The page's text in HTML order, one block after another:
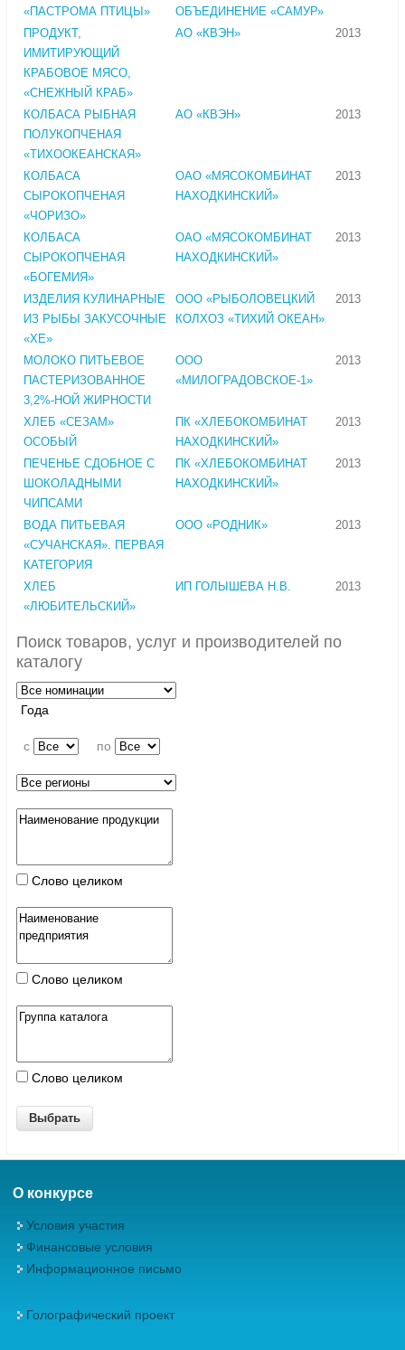
«ПАСТРОМА ПТИЦЫ»
ОБЪЕДИНЕНИЕ «САМУР»
ПРОДУКТ,
ИМИТИРУЮЩИЙ
КРАБОВОЕ МЯСО,
«СНЕЖНЫЙ КРАБ»
АО «КВЭН» 2013
КОЛБАСА РЫБНАЯ
ПОЛУКОПЧЕНАЯ
«ТИХООКЕАНСКАЯ»
АО «КВЭН» 2013
КОЛБАСА
СЫРОКОПЧЕНАЯ
«ЧОРИЗО»
ОАО «МЯСОКОМБИНАТ
НАХОДКИНСКИЙ»
2013
КОЛБАСА
СЫРОКОПЧЕНАЯ
«БОГЕМИЯ»
ОАО «МЯСОКОМБИНАТ
НАХОДКИНСКИЙ»
2013
ИЗДЕЛИЯ КУЛИНАРНЫЕ
ИЗ РЫБЫ ЗАКУСОЧНЫЕ
«ХЕ»
ООО «РЫБОЛОВЕЦКИЙ
КОЛХОЗ «ТИХИЙ ОКЕАН»
2013
МОЛОКО ПИТЬЕВОЕ
ПАСТЕРИЗОВАННОЕ
3,2%-НОЙ ЖИРНОСТИ
ООО
«МИЛОГРАДОВСКОЕ-1»
2013
ХЛЕБ «СЕЗАМ»
ОСОБЫЙ
ПК «ХЛЕБОКОМБИНАТ
НАХОДКИНСКИЙ»
2013
ПЕЧЕНЬЕ СДОБНОЕ С
ШОКОЛАДНЫМИ
ЧИПСАМИ
ПК «ХЛЕБОКОМБИНАТ
НАХОДКИНСКИЙ»
2013
ВОДА ПИТЬЕВАЯ
«СУЧАНСКАЯ». ПЕРВАЯ
КАТЕГОРИЯ
ООО «РОДНИК» 2013
ХЛЕБ
«ЛЮБИТЕЛЬСКИЙ»
ИП ГОЛЫШЕВА Н.В. 2013
Поиск товаров, услуг и производителей по
каталогу
Года
c по
Слово целиком
Слово целиком
Слово целиком
О конкурсе
Условия участия
Финансовые условия
Информационное письмо
Голографический проект